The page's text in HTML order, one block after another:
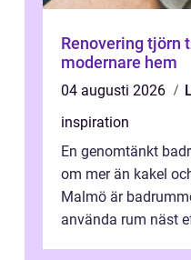
Renovering tjörn trygg väg till ett
modernare hem
04 augusti 2026
inspiration
En genomtänkt
om mer än kakel
Malmö är
använda rum näst